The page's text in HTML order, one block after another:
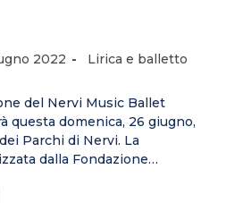
2022
Categoria
Lirica e balletto
del Nervi Music Ballet
questa domenica, 26 giugno,
Parchi di Nervi. La
dalla Fondazione…